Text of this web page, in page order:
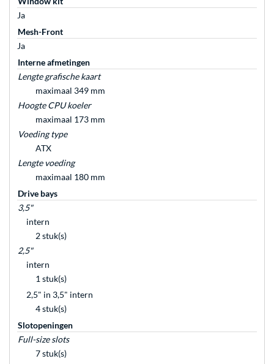
Ja
Mesh-Front
Ja
Interne afmetingen
Lengte grafische kaart
maximaal 349 mm
Hoogte CPU koeler
maximaal 173 mm
Voeding type
ATX
Lengte voeding
maximaal 180 mm
Drive bays
3,5"
intern
2 stuk(s)
2,5"
intern
1 stuk(s)
2,5" in 3,5" intern
4 stuk(s)
Slotopeningen
Full-size slots
7 stuk(s)